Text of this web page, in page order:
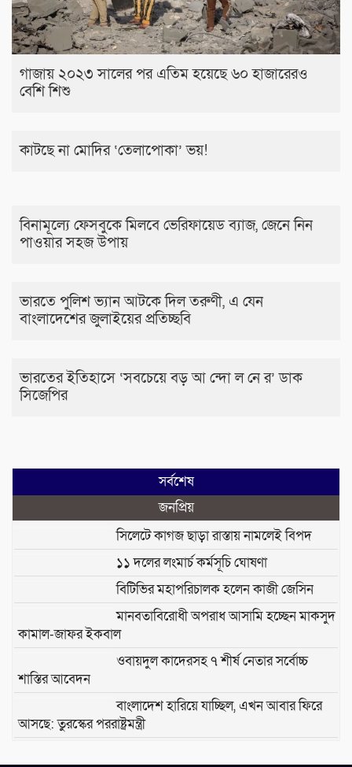
গাজায় ২০২৩ সালের পর এতিম হয়েছে ৬০ হাজারেরও
বেশি শিশু
কাটছে না মোদির ‘তেলাপোকা’ ভয়!
বিনামূল্যে ফেসবুকে মিলবে ভেরিফায়েড ব্যাজ, জেনে নিন
পাওয়ার সহজ উপায়
ভারতে পুলিশ ভ্যান আটকে দিল তরুণী, এ যেন
বাংলাদেশের জুলাইয়ের প্রতিচ্ছবি
ভারতের ইতিহাসে ‘সবচেয়ে বড় আ ন্দো ল নে র’ ডাক
সিজেপির
সর্বশেষ
জনপ্রিয়
সিলেটে কাগজ ছাড়া রাস্তায় নামলেই বিপদ
১১ দলের লংমার্চ কর্মসূচি ঘোষণা
বিটিভির মহাপরিচালক হলেন কাজী জেসিন
মানবতাবিরোধী অপরাধ আসামি হচ্ছেন মাকসুদ
কামাল-জাফর ইকবাল
ওবায়দুল কাদেরসহ ৭ শীর্ষ নেতার সর্বোচ্চ
শাস্তির আবেদন
বাংলাদেশ হারিয়ে যাচ্ছিল, এখন আবার ফিরে
আসছে: তুরস্কের পররাষ্ট্রমন্ত্রী